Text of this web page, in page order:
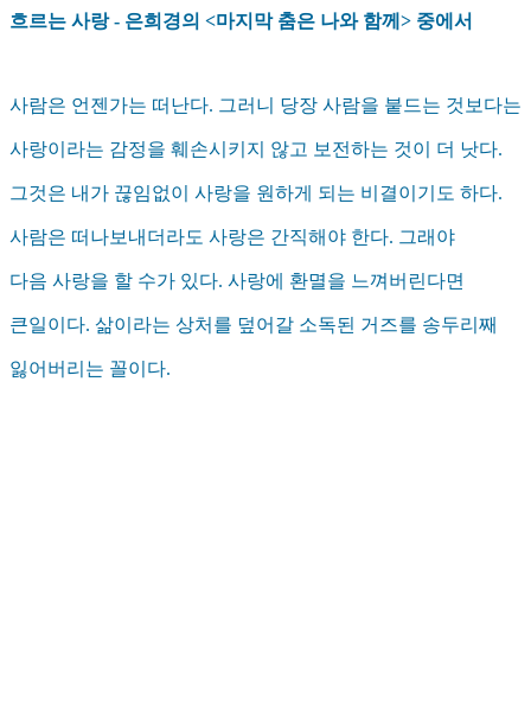
흐르는 사랑 - 은희경의 <마지막 춤은 나와 함께> 중에서
사람은 언젠가는 떠난다. 그러니 당장 사람을 붙드는 것보다는
사랑이라는 감정을 훼손시키지 않고 보전하는 것이 더 낫다.
그것은 내가 끊임없이 사랑을 원하게 되는 비결이기도 하다.
사람은 떠나보내더라도 사랑은 간직해야 한다. 그래야
다음 사랑을 할 수가 있다. 사랑에 환멸을 느껴버린다면
큰일이다. 삶이라는 상처를 덮어갈 소독된 거즈를 송두리째
잃어버리는 꼴이다.